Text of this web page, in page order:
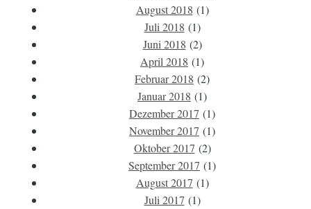
August 2018 (1)
Juli 2018 (1)
Juni 2018 (2)
April 2018 (1)
Februar 2018 (2)
Januar 2018 (1)
Dezember 2017 (1)
November 2017 (1)
Oktober 2017 (2)
September 2017 (1)
August 2017 (1)
Juli 2017 (1)